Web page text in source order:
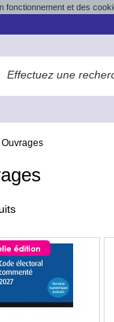
fonctionnement et des
Ouvrages